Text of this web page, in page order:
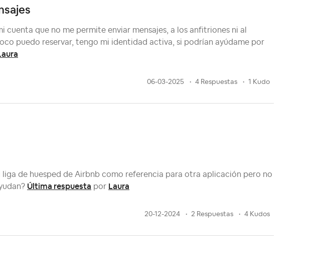
cuenta que no me permite enviar mensajes, a los anfitriones ni al
puedo reservar, tengo mi identidad activa, si podrían ayúdame por
06-03-2025 4 Respuestas 1 Kudo
liga de huesped de Airbnb como referencia para otra aplicación pero no
Última respuesta por Laura
20-12-2024 2 Respuestas 4 Kudos